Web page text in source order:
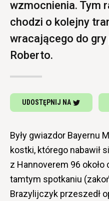
wzmocnienia. Tym
chodzi o kolejny
wracającego do
Roberto.
UDOSTĘPNIJ NA
Były gwiazdor Bayernu
kostki, którego nabawił
z Hannoverem 96
tamtym spotkaniu
Brazylijczyk przeszedł